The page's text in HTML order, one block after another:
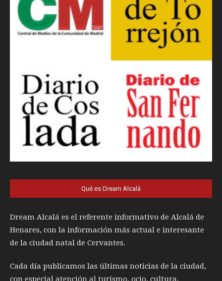
Qué es Dream Alcalá
Dream Alcalá es el referente informativo de Alcalá de
Henares, con la información más actual e interesante
de la ciudad natal de Cervantes.
Cada día publicamos las últimas noticias de la ciudad,